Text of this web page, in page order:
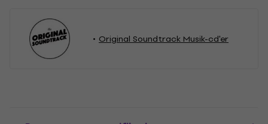
Original Soundtrack Musik-cd'er